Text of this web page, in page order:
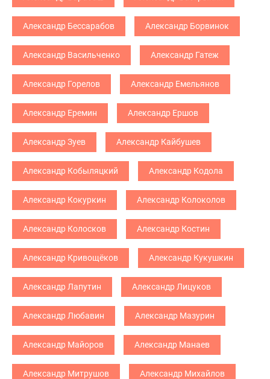
Александр Бессарабов Александр Борвинок
Александр Васильченко Александр Гатеж
Александр Горелов Александр Емельянов
Александр Еремин Александр Ершов
Александр Зуев Александр Кайбушев
Александр Кобыляцкий Александр Кодола
Александр Кокуркин Александр Колоколов
Александр Колосков Александр Костин
Александр Кривощёков Александр Кукушкин
Александр Лапутин Александр Лицуков
Александр Любавин Александр Мазурин
Александр Майоров Александр Манаев
Александр Митрушов Александр Михайлов